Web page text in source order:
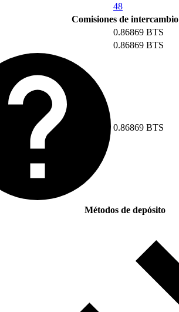
48
Comisiones de intercambio
0.86869 BTS
0.86869 BTS
0.86869 BTS
Métodos de depósito